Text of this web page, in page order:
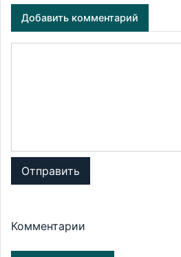
Добавить комментарий
Отправить
Комментарии